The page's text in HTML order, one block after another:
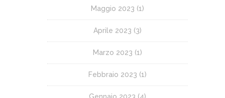
Maggio 2023 (1)
Aprile 2023 (3)
Marzo 2023 (1)
Febbraio 2023 (1)